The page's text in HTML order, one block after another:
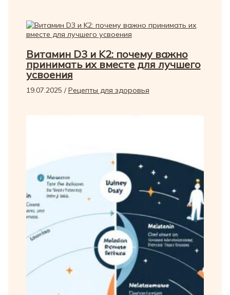
Витамин D3 и K2: почему важно
принимать их вместе для лучшего
усвоения
19.07.2025 /Рецепты для здоровья